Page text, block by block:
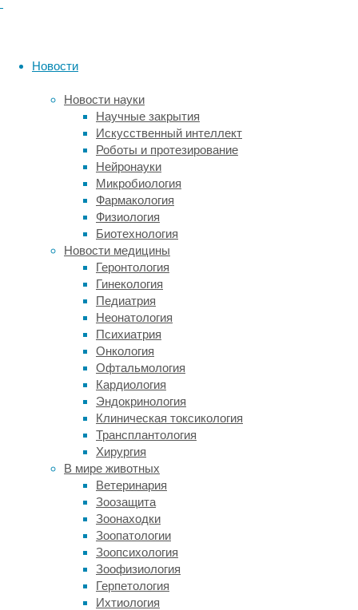
Новости
Новости науки
Научные закрытия
Искусственный интеллект
Роботы и протезирование
Нейронауки
Микробиология
Фармакология
Физиология
Биотехнология
Новости медицины
Геронтология
Гинекология
Педиатрия
Неонатология
Психиатрия
Онкология
Офтальмология
Кардиология
Эндокринология
Клиническая токсикология
Трансплантология
Хирургия
В мире животных
Ветеринария
Зоозащита
Зоонаходки
Зоопатологии
Зоопсихология
Зоофизиология
Герпетология
Ихтиология
коронавируса.
спайк-
белке
были
мутации,
P681R
раньше
одной
последовательности
никогда
встречались.
Первая
сделала
новый
вариант
вируса
менее
заметным
антител,
вторая